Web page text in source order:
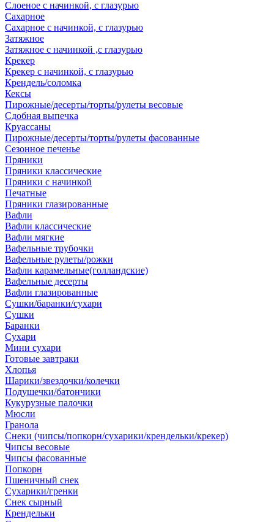
Слоеное с начинкой, с глазурью
Сахарное
Сахарное с начинкой, с глазурью
Затяжное
Затяжное с начинкой ,с глазурью
Крекер
Крекер с начинкой, с глазурью
Крендель/соломка
Кексы
Пирожные/десерты/торты/рулеты весовые
Сдобная выпечка
Круассаны
Пирожные/десерты/торты/рулеты фасованные
Сезонное печенье
Пряники
Пряники классические
Пряники с начинкой
Печатные
Пряники глазированные
Вафли
Вафли классические
Вафли мягкие
Вафельные трубочки
Вафельные рулеты/рожки
Вафли карамельные(голландские)
Вафельные десерты
Вафли глазированные
Сушки/баранки/сухари
Сушки
Баранки
Сухари
Мини сухари
Готовые завтраки
Хлопья
Шарики/звездочки/колечки
Подушечки/батончики
Кукурузные палочки
Мюсли
Гранола
Снеки (чипсы/попкорн/сухарики/крендельки/крекер)
Чипсы весовые
Чипсы фасованные
Попкорн
Пшеничный снек
Сухарики/гренки
Снек сырный
Крендельки